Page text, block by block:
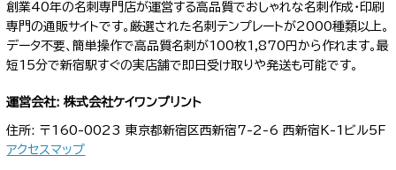
創業40年の名刺専門店が運営する高品質でおしゃれな名刺作成・印刷
専門の通販サイトです。厳選された名刺テンプレートが2000種類以上。
データ不要、簡単操作で高品質名刺が100枚1,870円から作れます。最
短15分で新宿駅すぐの実店舗で即日受け取りや発送も可能です。
運営会社: 株式会社ケイワンプリント
住所: 〒160-0023 東京都新宿区西新宿7-2-6 西新宿K-1ビル5F
アクセスマップ